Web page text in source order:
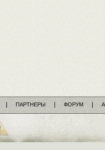
ПАРТНЕРЫ ФОРУМ